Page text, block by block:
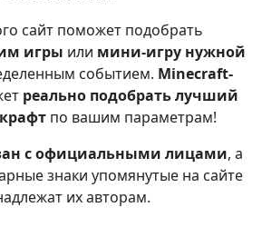
сайт поможет подобрать
игры или мини-игру нужной
событием. Minecraft-
реально подобрать лучший
по вашим параметрам!
с официальными лицами, а
знаки упомянутые на сайте
их авторам.